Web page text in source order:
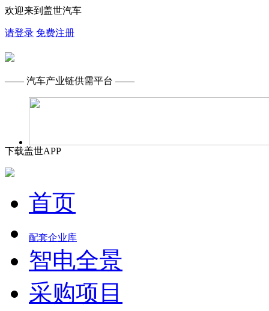
欢迎来到盖世汽车
请登录 免费注册
—— 汽车产业链供需平台 ——
下载盖世APP
首页
配套企业库
智电全景
采购项目